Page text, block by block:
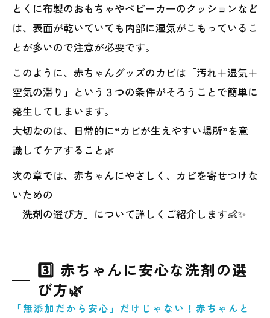
とくに布製のおもちゃやベビーカーのクッションなど
は、表面が乾いていても内部に湿気がこもっているこ
とが多いので注意が必要です。
このように、赤ちゃんグッズのカビは「汚れ＋湿気＋
空気の滞り」という３つの条件がそろうことで簡単に
発生してしまいます。
大切なのは、日常的に“カビが生えやすい場所”を意
識してケアすること🌿
次の章では、赤ちゃんにやさしく、カビを寄せつけな
いための
「洗剤の選び方」について詳しくご紹介します👶✨
3️⃣ 赤ちゃんに安心な洗剤の選
び方🌿
「無添加だから安心」だけじゃない！赤ちゃんと